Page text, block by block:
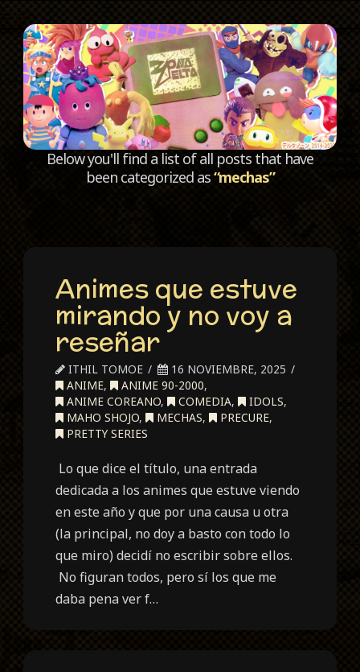
Below you'll find a list of all posts that have
been categorized as“mechas”
Animes que estuve
mirando y no voy a
reseñar
ITHIL TOMOE
16 NOVIEMBRE, 2025
ANIME, ANIME 90-2000,
ANIME COREANO, COMEDIA, IDOLS,
MAHO SHOJO, MECHAS, PRECURE,
PRETTY SERIES
Lo que dice el título, una entrada
dedicada a los animes que estuve viendo
en este año y que por una causa u otra
(la principal, no doy a basto con todo lo
que miro) decidí no escribir sobre ellos.
No figuran todos, pero sí los que me
daba pena ver f…